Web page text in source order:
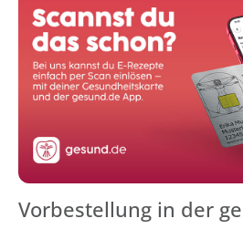
Vorbestellung in der